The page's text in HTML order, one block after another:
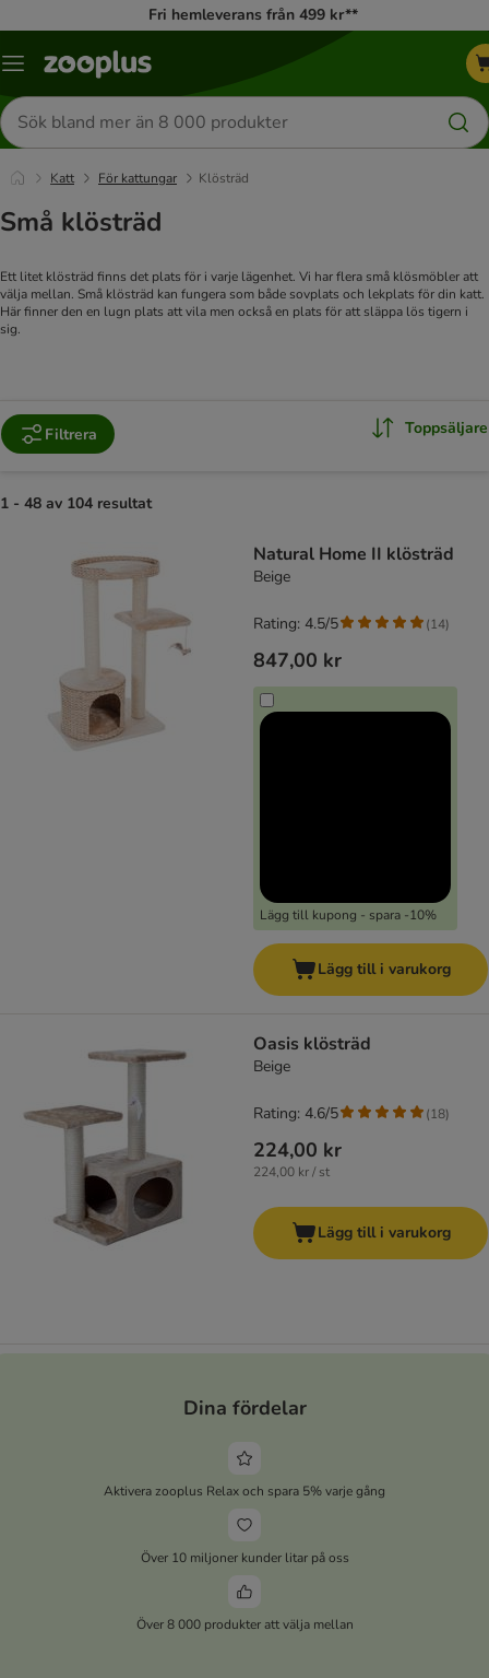
Fri hemleverans från 499 kr**
Katalogmeny
Sök
efter
produkter
Katt För kattungar Klösträd
Små klösträd
Ett litet klösträd finns det plats för i varje lägenhet. Vi har flera små klösmöbler att
välja mellan. Små klösträd kan fungera som både sovplats och lekplats för din katt.
Här finner den en lugn plats att vila men också en plats för att släppa lös tigern i
sig.
Filtrera Toppsäljare
1 - 48 av 104 resultat
Natural Home II klösträd
Beige
847,00 kr
Lägg till kupong - spara -10%
Rating: 4.5/5 (14)
Lägg till i varukorg
Oasis klösträd
Beige
224,00 kr
224,00 kr / st
Rating: 4.6/5 (18)
Lägg till i varukorg
Dina fördelar
Aktivera zooplus Relax och spara 5% varje gång
Över 10 miljoner kunder litar på oss
Över 8 000 produkter att välja mellan